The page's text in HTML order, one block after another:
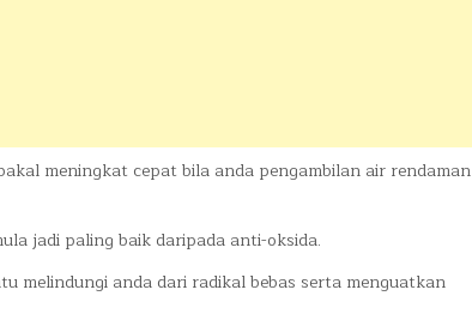
meningkat cepat bila anda pengambilan air rendaman
jadi paling baik daripada anti-oksida.
melindungi anda dari radikal bebas serta menguatkan